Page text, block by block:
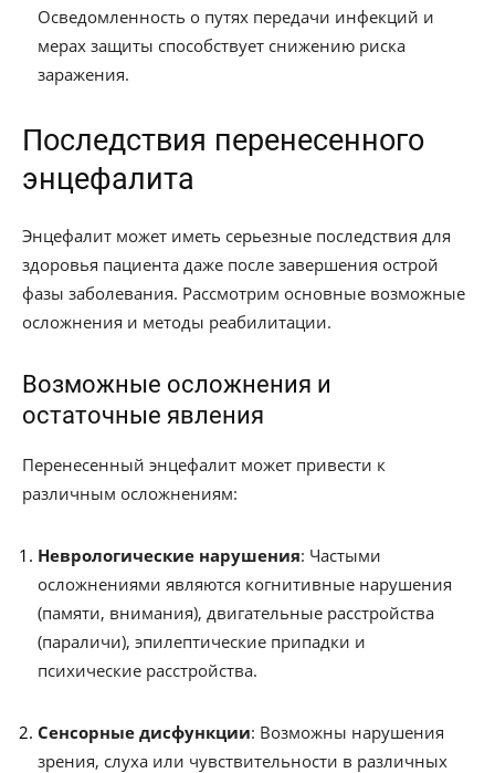
Осведомленность о путях передачи инфекций и
мерах защиты способствует снижению риска
заражения.
Последствия перенесенного
энцефалита
Энцефалит может иметь серьезные последствия для
здоровья пациента даже после завершения острой
фазы заболевания. Рассмотрим основные возможные
осложнения и методы реабилитации.
Возможные осложнения и
остаточные явления
Перенесенный энцефалит может привести к
различным осложнениям:
Неврологические нарушения: Частыми
осложнениями являются когнитивные нарушения
(памяти, внимания), двигательные расстройства
(параличи), эпилептические припадки и
психические расстройства.
Сенсорные дисфункции: Возможны нарушения
зрения, слуха или чувствительности в различных